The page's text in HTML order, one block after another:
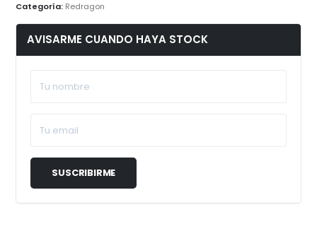
Categoría: Redragon
AVISARME CUANDO HAYA STOCK